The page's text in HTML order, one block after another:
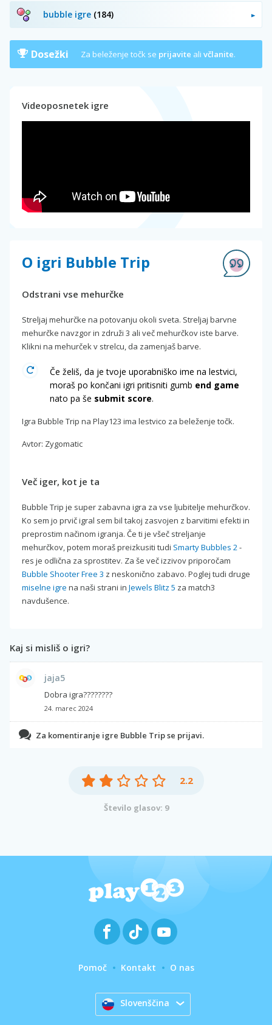
bubble igre (184)
Dosežki Za beleženje točk se prijavite ali včlanite.
Videoposnetek igre
O igri Bubble Trip
Odstrani vse mehurčke
Streljaj mehurčke na potovanju okoli sveta. Streljaj barvne
mehurčke navzgor in združi 3 ali več mehurčkov iste barve.
Klikni na mehurček v strelcu, da zamenjaš barve.
Če želiš, da je tvoje uporabniško ime na lestvici,
moraš po končani igri pritisniti gumb end game
nato pa še submit score.
Igra Bubble Trip na Play123 ima lestvico za beleženje točk.
Avtor: Zygomatic
Več iger, kot je ta
Bubble Trip je super zabavna igra za vse ljubitelje mehurčkov.
Ko sem jo prvič igral sem bil takoj zasvojen z barvitimi efekti in
preprostim načinom igranja. Če ti je všeč streljanje
mehurčkov, potem moraš preizkusiti tudi Smarty Bubbles 2-
res je odlična za sprostitev. Za še več izzivov priporočam
Bubble Shooter Free 3 z neskonično zabavo. Poglej tudi druge
miselne igre na naši strani in Jewels Blitz 5 za match3
navdušence.
Kaj si misliš o igri?
jaja5
Dobra igra????????
24. marec 2024
Za komentiranje igre Bubble Trip se prijavi.
2.2
Število glasov: 9
Pomoč Kontakt O nas
Slovenščina